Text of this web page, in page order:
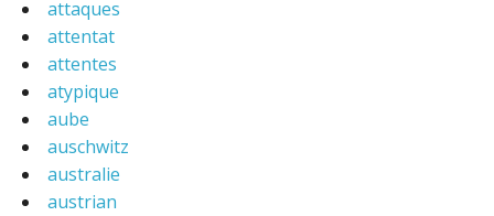
attaques
attentat
attentes
atypique
aube
auschwitz
australie
austrian